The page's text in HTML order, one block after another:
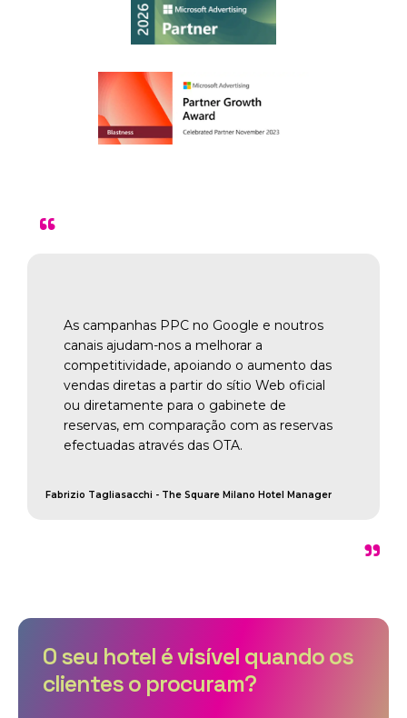
Secção dizem sobre nós
"
As campanhas PPC no Google e noutros
canais ajudam-nos a melhorar a
competitividade, apoiando o aumento das
vendas diretas a partir do sítio Web oficial
ou diretamente para o gabinete de
reservas, em comparação com as reservas
efectuadas através das OTA.
Fabrizio Tagliasacchi - The Square Milano Hotel Manager
"
O seu hotel é visível quando os
clientes o procuram?